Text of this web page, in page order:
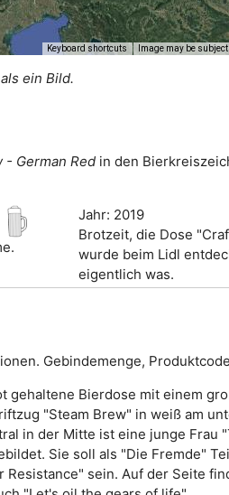
Keyboard shortcuts Image may be
ein Bild.
- German Red in den
Jahr: 2019
Brotzeit, die Dose
wurde beim Lidl
eigentlich was.
Gebindemenge,
gehaltene Bierdose mit einem
"Steam Brew" in weiß am
in der Mitte ist eine junge Frau
Sie soll als "Die Fremde"
Resistance" sein. Auf der Seite